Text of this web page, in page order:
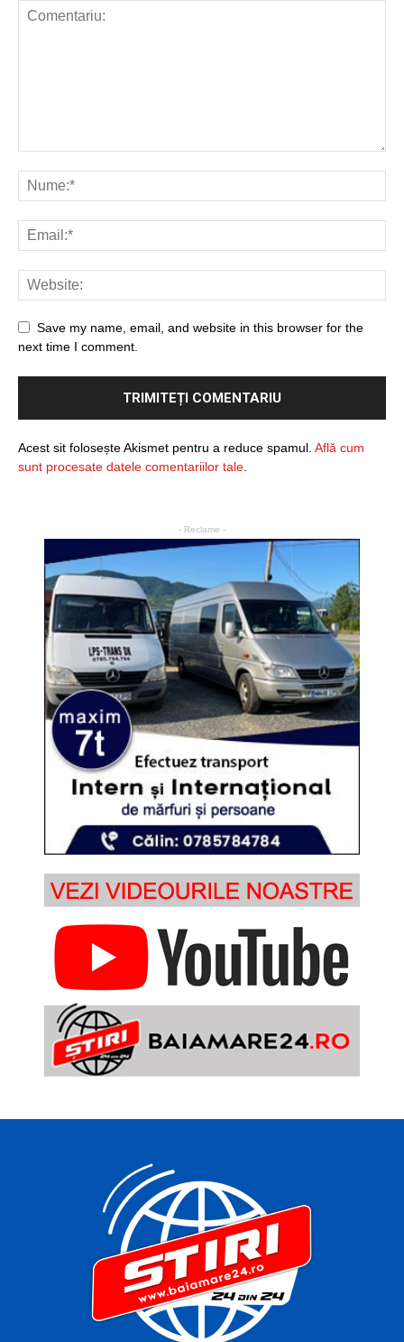
Save my name, email, and website in this browser for the
next time I comment.
Acest sit folosește Akismet pentru a reduce spamul. Află cum
sunt procesate datele comentariilor tale.
- Reclame -